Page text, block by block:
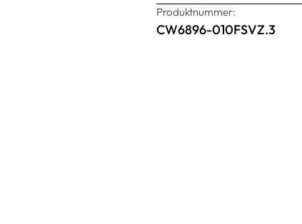
Produktnummer:
CW6896-010FSVZ.3